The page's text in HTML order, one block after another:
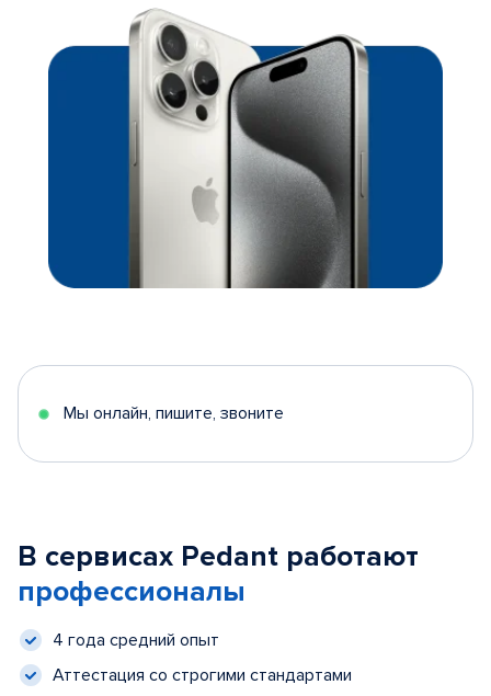
Мы онлайн, пишите, звоните
В сервисах Pedant работают
профессионалы
4 года средний опыт
Аттестация со строгими стандартами